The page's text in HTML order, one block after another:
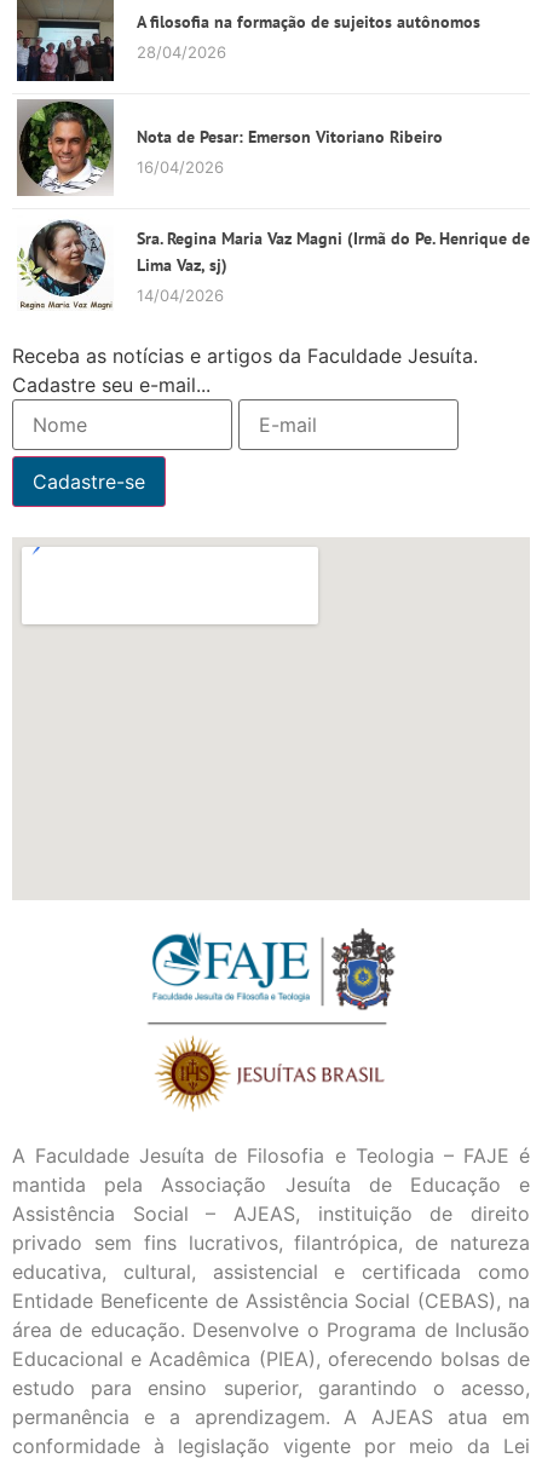
A filosofia na formação de sujeitos autônomos
28/04/2026
Nota de Pesar: Emerson Vitoriano Ribeiro
16/04/2026
Sra. Regina Maria Vaz Magni (Irmã do Pe. Henrique de
Lima Vaz, sj)
14/04/2026
Receba as notícias e artigos da Faculdade Jesuíta.
Cadastre seu e-mail...
A Faculdade Jesuíta de Filosofia e Teologia – FAJE é
mantida pela Associação Jesuíta de Educação e
Assistência Social – AJEAS, instituição de direito
privado sem fins lucrativos, filantrópica, de natureza
educativa, cultural, assistencial e certificada como
Entidade Beneficente de Assistência Social (CEBAS), na
área de educação. Desenvolve o Programa de Inclusão
Educacional e Acadêmica (PIEA), oferecendo bolsas de
estudo para ensino superior, garantindo o acesso,
permanência e a aprendizagem. A AJEAS atua em
conformidade à legislação vigente por meio da Lei